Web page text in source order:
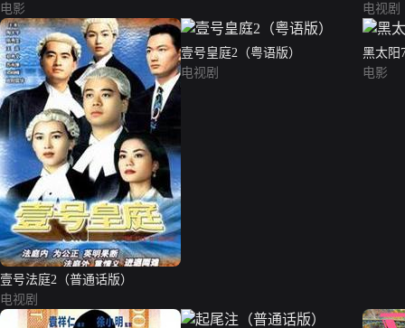
电影
电视剧
壹号法庭2（普通话版）
电视剧
壹号皇庭2（粤语版）
电视剧
黑太阳
电影